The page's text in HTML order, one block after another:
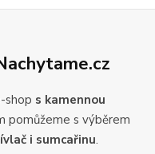
shop s kamennou
pomůžeme s výběrem
i sumcařinu.